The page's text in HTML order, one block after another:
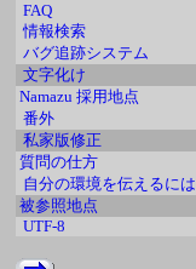
FAQ
情報検索
バグ追跡システム
文字化け
Namazu 採用地点
番外
私家版修正
質問の仕方
自分の環境を伝えるには
被参照地点
UTF-8